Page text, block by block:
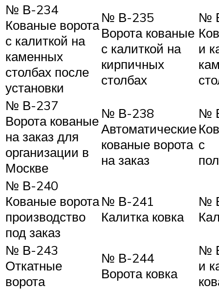
№ В-234
Кованые ворота
с калиткой на
каменных
столбах после
установки
№ В-235
Ворота кованые
с калиткой на
кирпичных
столбах
№
и
№ В-237
Ворота кованые
на заказ для
организации в
Москве
№ В-238
Автоматические
кованые ворота
на заказ
№
с
№ В-240
Кованые ворота
производство
под заказ
№ В-241
Калитка ковка
№
№ В-243
Откатные
ворота
№ В-244
Ворота ковка
№
и